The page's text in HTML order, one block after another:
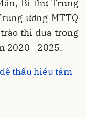
Bí thư Trung
ương MTTQ
thi đua trong
2020 - 2025.
thấu hiểu tâm